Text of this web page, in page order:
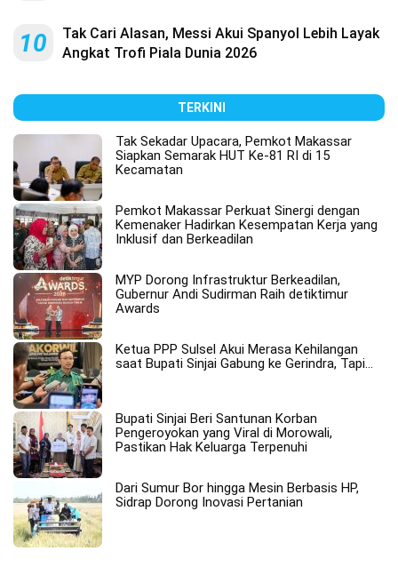
10
Tak Cari Alasan, Messi Akui Spanyol Lebih Layak
Angkat Trofi Piala Dunia 2026
TERKINI
Tak Sekadar Upacara, Pemkot Makassar
Siapkan Semarak HUT Ke-81 RI di 15
Kecamatan
Pemkot Makassar Perkuat Sinergi dengan
Kemenaker Hadirkan Kesempatan Kerja yang
Inklusif dan Berkeadilan
MYP Dorong Infrastruktur Berkeadilan,
Gubernur Andi Sudirman Raih detiktimur
Awards
Ketua PPP Sulsel Akui Merasa Kehilangan
saat Bupati Sinjai Gabung ke Gerindra, Tapi…
Bupati Sinjai Beri Santunan Korban
Pengeroyokan yang Viral di Morowali,
Pastikan Hak Keluarga Terpenuhi
Dari Sumur Bor hingga Mesin Berbasis HP,
Sidrap Dorong Inovasi Pertanian